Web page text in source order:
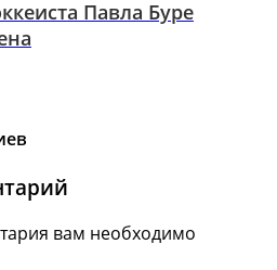
Павла Буре
вам необходимо